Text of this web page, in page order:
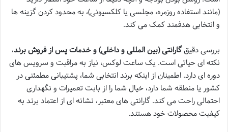
(مانند استفاده روزمره، مجلسی یا کلکسیونی)، به محدود کردن گزینه ها
و انتخابی هدفمند کمک می کند.
بررسی دقیقگارانتی (بین المللی و داخلی) و خدمات پس از فروش برند،
نکته ای حیاتی است. یک ساعت لوکس، نیاز به مراقبت و سرویس های
دوره ای دارد. اطمینان از اینکه برند انتخابی شما، پشتیبانی مطمئنی در
کشور یا منطقه شما دارد، خیال شما را از بابت تعمیرات و نگهداری
احتمالی راحت می کند. گارانتی های معتبر، نشانه ای از اعتماد برند به
کیفیت محصولات خود هستند.